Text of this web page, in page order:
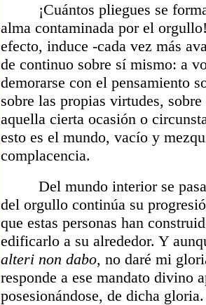
¡Cuántos pliegues se
alma contaminada por el
efecto, induce -cada vez más
de continuo sobre sí mismo: a
demorarse con el pensamiento
sobre las propias virtudes,
aquella cierta ocasión o
esto es el mundo, vacío y
complacencia.
Del mundo interior se pasa
del orgullo continúa su
que estas personas han
edificarlo a su alrededor. Y
alteri non dabo, no daré mi
responde a ese mandato divino
posesionándose, de dicha gloria.